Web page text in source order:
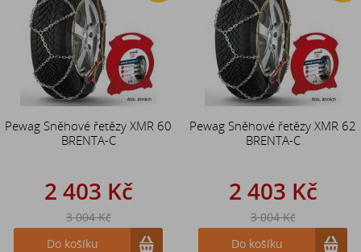
Pewag Sněhové řetězy XMR 60
BRENTA-C
2 403 Kč
3 004 Kč
Do košíku
Pewag Sněhové řetězy XMR 62
BRENTA-C
2 403 Kč
3 004 Kč
Do košíku